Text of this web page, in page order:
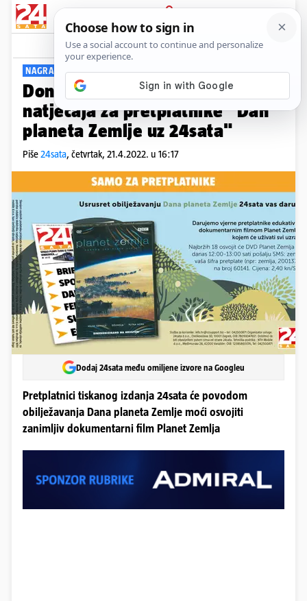
PRIJAVA
Viral Komentari
NAGRADNI NATJEČAJ
Donosimo pravila nagradnog
natječaja za pretplatnike "Dan
planeta Zemlje uz 24sata"
Piše24sata, četvrtak, 21.4.2022. u 16:17
Dodaj 24sata među omiljene izvore na Googleu
Pretplatnici tiskanog izdanja 24sata će povodom
obilježavanja Dana planeta Zemlje moći osvojiti
zanimljiv dokumentarni film Planet Zemlja